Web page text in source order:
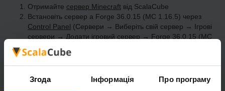
Згода Інформація Про програму
Отримайте сервер Minecraft від ScalaCube
Встановіть сервер a Forge 36.0.15 (MC 1.16.5) через
Control Panel (Сервери → Виберіть свій сервер → Ігрові
сервери → Додати ігровий сервер → Forge 36.0.15 (MC
1.16.5))
Насолоджуйтесь грою на сервері!